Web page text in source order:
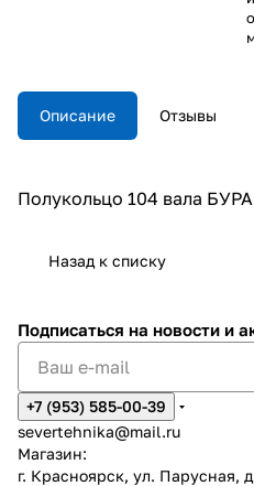
Описание Отзывы
Полукольцо 104 вала
Назад к списку
Подписаться на новости и
+7 (953) 585-00-39
severtehnika@mail.ru
Магазин:
г. Красноярск, ул. Парусная,